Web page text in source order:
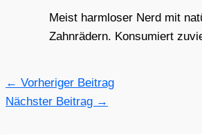
Meist harmloser Nerd mit
Zahnrädern. Konsumiert
← Vorheriger Beitrag
Nächster Beitrag →